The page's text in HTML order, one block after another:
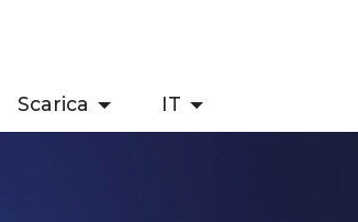
Scarica IT